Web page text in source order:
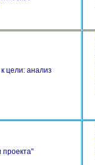
цели: анализ
проекта"